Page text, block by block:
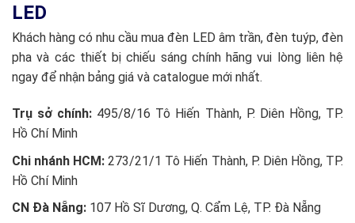
LED
Khách hàng có nhu cầu mua đèn LED âm trần, đèn tuýp, đèn
pha và các thiết bị chiếu sáng chính hãng vui lòng liên hệ
ngay để nhận bảng giá và catalogue mới nhất.
Trụ sở chính: 495/8/16 Tô Hiến Thành, P. Diên Hồng, TP.
Hồ Chí Minh
Chi nhánh HCM: 273/21/1 Tô Hiến Thành, P. Diên Hồng, TP.
Hồ Chí Minh
CN Đà Nẵng: 107 Hồ Sĩ Dương, Q. Cẩm Lệ, TP. Đà Nẵng